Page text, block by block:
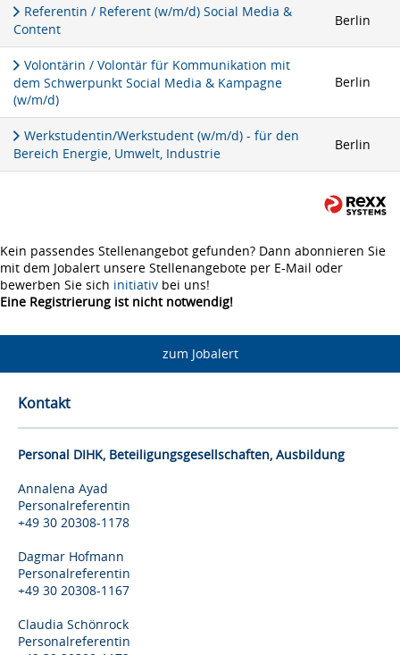
Referentin / Referent (w/m/d) Social Media &
Content
Berlin
Volontärin / Volontär für Kommunikation mit
dem Schwerpunkt Social Media & Kampagne
(w/m/d)
Berlin
Werkstudentin/Werkstudent (w/m/d) - für den
Bereich Energie, Umwelt, Industrie
Berlin
Kein passendes Stellenangebot gefunden? Dann abonnieren Sie
mit dem Jobalert unsere Stellenangebote per E-Mail oder
bewerben Sie sich initiativ bei uns!
Eine Registrierung ist nicht notwendig!
zum Jobalert
Kontakt
Personal DIHK, Beteiligungsgesellschaften, Ausbildung
Annalena Ayad
Personalreferentin
+49 30 20308-1178
Dagmar Hofmann
Personalreferentin
+49 30 20308-1167
Claudia Schönrock
Personalreferentin